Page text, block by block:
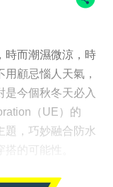
時而潮濕微涼，時
顧忌惱人天氣，
是今個秋冬天必入
（UE）的
題，巧妙融合防水
的可能性。